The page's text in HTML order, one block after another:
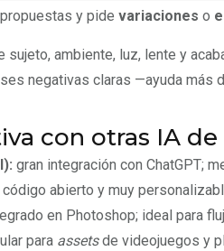
y pide variaciones o
sujeto, ambiente, luz, lente y
negativas claras —ayuda más
con otras IA
gran integración con ChatGPT;
código abierto y muy
en Photoshop; ideal para
para assetsde videojuegos y